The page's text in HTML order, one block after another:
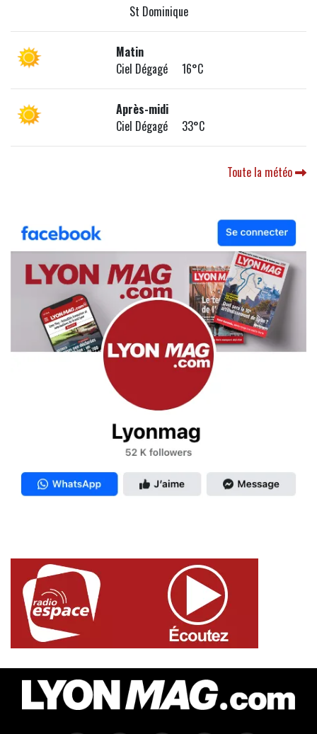
St Dominique
Matin
Ciel Dégagé 16°C
Après-midi
Ciel Dégagé 33°C
Toute la météo